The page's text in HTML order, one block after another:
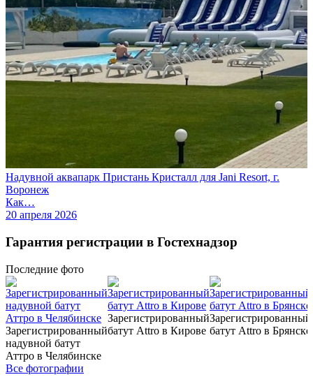
Надувной аквапарк Пристань Кристалл для Jani Resort, г.
Воронеж
Как…
20 апреля 2026
Гарантия регистрации в Гостехнадзор
Последние фото
Зарегистрированный
надувной батут
Аттро в Челябинске
Зарегистрированный
батут Attro в Кирове
Зарегистрированный
батут Attro в Брянске
Все фотографии